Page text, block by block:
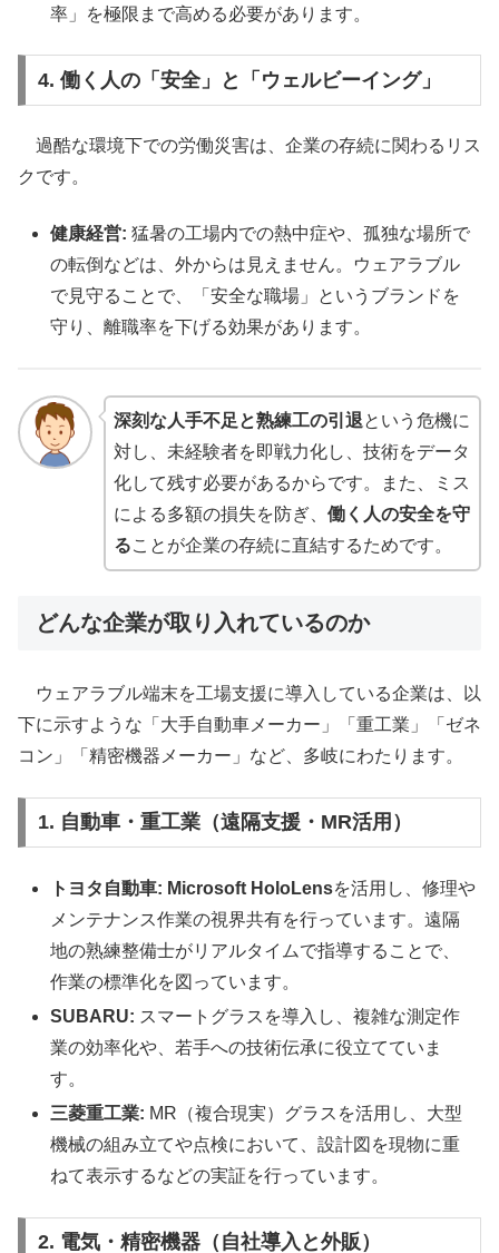
率」を極限まで高める必要があります。
4. 働く人の「安全」と「ウェルビーイング」
過酷な環境下での労働災害は、企業の存続に関わるリス
クです。
健康経営: 猛暑の工場内での熱中症や、孤独な場所で
の転倒などは、外からは見えません。ウェアラブル
で見守ることで、「安全な職場」というブランドを
守り、離職率を下げる効果があります。
深刻な人手不足と熟練工の引退という危機に
対し、未経験者を即戦力化し、技術をデータ
化して残す必要があるからです。また、ミス
による多額の損失を防ぎ、 働く人の安全を守
ることが企業の存続に直結するためです。
どんな企業が取り入れているのか
ウェアラブル端末を工場支援に導入している企業は、以
下に示すような「大手自動車メーカー」「重工業」「ゼネ
コン」「精密機器メーカー」など、多岐にわたります。
1. 自動車・重工業（遠隔支援・MR活用）
トヨタ自動車: Microsoft HoloLensを活用し、修理や
メンテナンス作業の視界共有を行っています。遠隔
地の熟練整備士がリアルタイムで指導することで、
作業の標準化を図っています。
SUBARU: スマートグラスを導入し、複雑な測定作
業の効率化や、若手への技術伝承に役立てていま
す。
三菱重工業: MR（複合現実）グラスを活用し、大型
機械の組み立てや点検において、設計図を現物に重
ねて表示するなどの実証を行っています。
2. 電気・精密機器（自社導入と外販）